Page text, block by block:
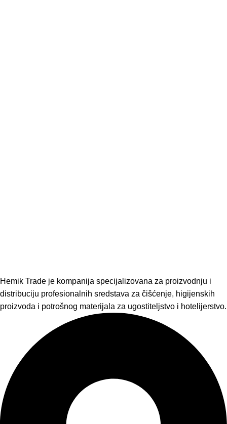
Hemik Trade je kompanija specijalizovana za proizvodnju i
distribuciju profesionalnih sredstava za čišćenje, higijenskih
proizvoda i potrošnog materijala za ugostiteljstvo i hotelijerstvo.